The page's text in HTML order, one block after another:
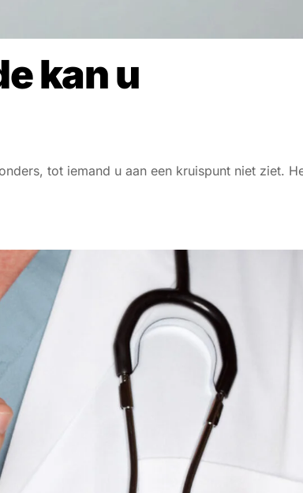
kan u
tot iemand u aan een kruispunt niet ziet.